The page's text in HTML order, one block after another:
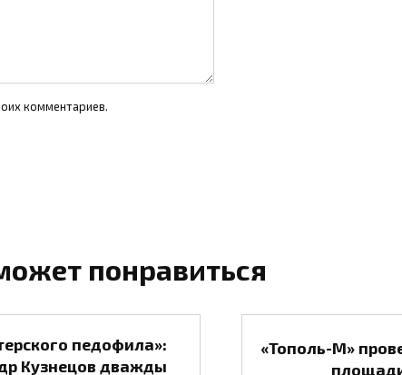
комментариев.
понравиться
педофила»:
Кузнецов дважды
«Тополь-М»